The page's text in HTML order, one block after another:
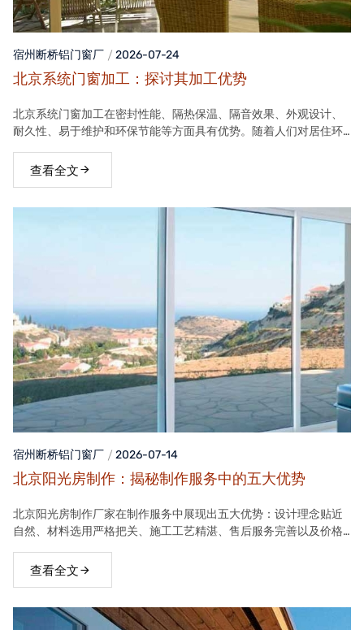
宿州断桥铝门窗厂 2026-07-24
北京系统门窗加工：探讨其加工优势
北京系统门窗加工在密封性能、隔热保温、隔音效果、外观设计、
耐久性、易于维护和环保节能等方面具有优势。随着人们对居住环
位。查看全文
宿州断桥铝门窗厂 2026-07-14
北京阳光房制作：揭秘制作服务中的五大优势
北京阳光房制作厂家在制作服务中展现出五大优势：设计理念贴近
自然、材料选用严格把关、施工工艺精湛、售后服务完善以及价格
查看全文